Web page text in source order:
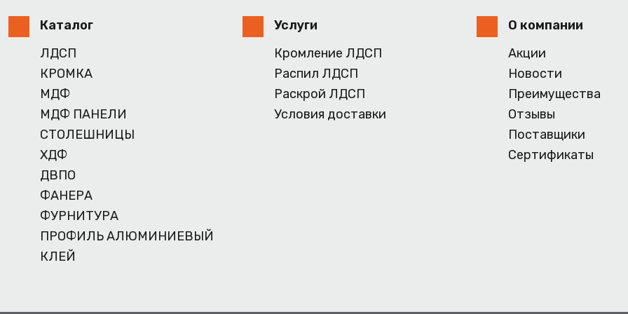
Каталог
ЛДСП
КРОМКА
МДФ
МДФ ПАНЕЛИ
СТОЛЕШНИЦЫ
ХДФ
ДВПО
ФАНЕРА
ФУРНИТУРА
ПРОФИЛЬ АЛЮМИНИЕВЫЙ
КЛЕЙ
Услуги
Кромление ЛДСП
Распил ЛДСП
Раскрой ЛДСП
Условия доставки
О компании
Акции
Новости
Преимущества
Отзывы
Поставщики
Сертификаты